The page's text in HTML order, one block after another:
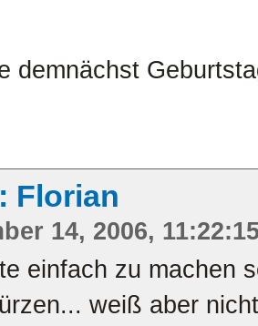
demnächst
Florian
14, 2006,
einfach zu machen
weiß aber